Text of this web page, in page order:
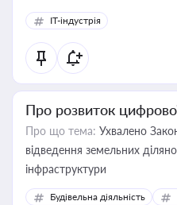
IT-індустрія
Про розвиток
Про що тема: Ухвалено
відведення земельних
інфраструктури
Будівельна діяльність